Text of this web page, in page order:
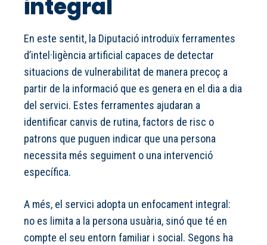
integral
En este sentit, la Diputació introduïx ferramentes
d’intel·ligència artificial capaces de detectar
situacions de vulnerabilitat de manera precoç a
partir de la informació que es genera en el dia a dia
del servici. Estes ferramentes ajudaran a
identificar canvis de rutina, factors de risc o
patrons que puguen indicar que una persona
necessita més seguiment o una intervenció
específica.
A més, el servici adopta un enfocament integral:
no es limita a la persona usuària, sinó que té en
compte el seu entorn familiar i social. Segons ha